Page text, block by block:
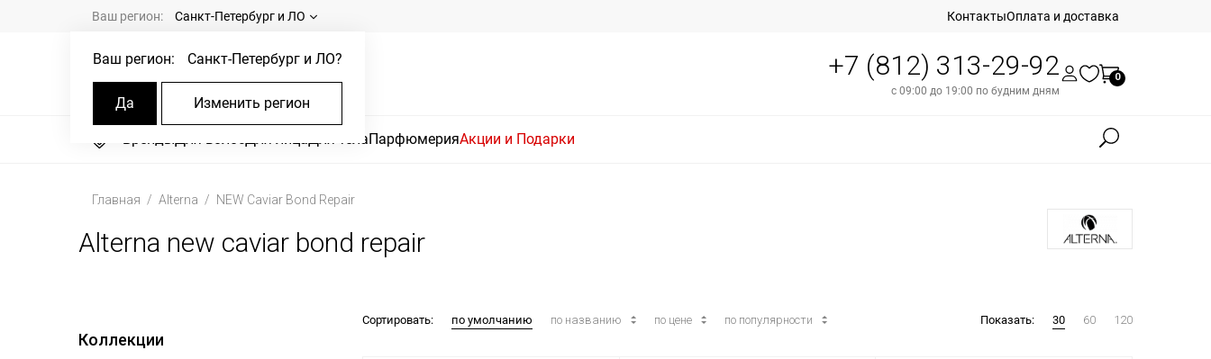
Ваш регион: Санкт-Петербург и ЛО
Ваш регион: Санкт-Петербург и ЛО?
Да Изменить регион
КонтактыОплата и доставка
+7 (812) 313-29-92
с 09:00 до 19:00 по будним дням
0
БрендыДля волосДля лицаДля телаПарфюмерияАкции и Подарки
Главная Alterna NEW Caviar Bond Repair
Alterna new caviar bond repair
Коллекции
Сортировать: по умолчанию по названию по цене по популярности Показать: 30 60 120